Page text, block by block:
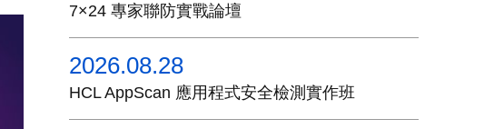
7×24 專家聯防實戰論壇
2026.08.28
HCL AppScan 應用程式安全檢測實作班